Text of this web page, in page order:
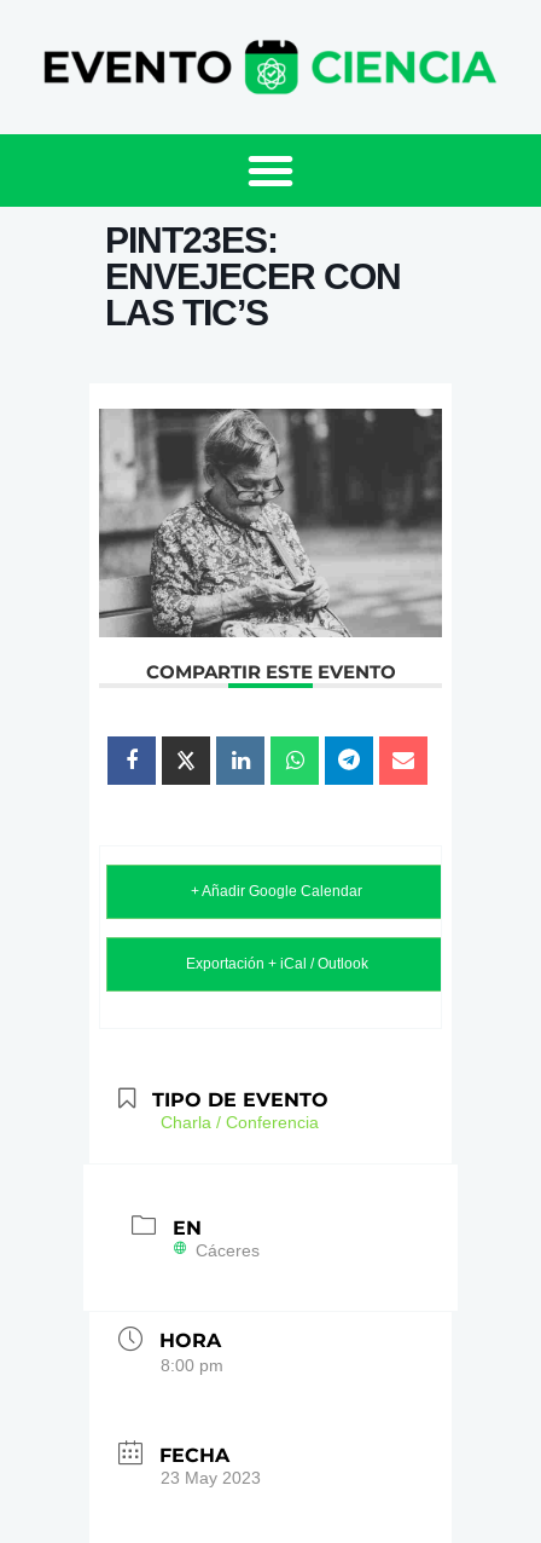
PINT23ES:
ENVEJECER CON
LAS TIC’S
COMPARTIR ESTE EVENTO
+ Añadir Google Calendar
Exportación + iCal / Outlook
TIPO DE EVENTO
Charla / Conferencia
EN
Cáceres
HORA
8:00 pm
FECHA
23 May 2023